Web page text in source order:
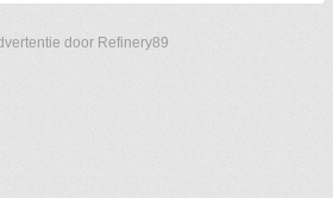
door Refinery89